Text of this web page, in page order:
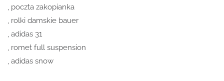
, poczta zakopianka
, rolki damskie bauer
, adidas 31
, romet full suspension
, adidas snow